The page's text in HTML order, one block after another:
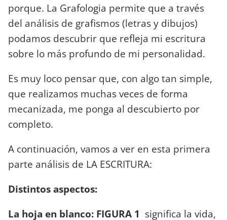
porque. La Grafologia permite que a través
del análisis de grafismos (letras y dibujos)
podamos descubrir que refleja mi escritura
sobre lo más profundo de mi personalidad.
Es muy loco pensar que, con algo tan simple,
que realizamos muchas veces de forma
mecanizada, me ponga al descubierto por
completo.
A continuación, vamos a ver en esta primera
parte análisis de LA ESCRITURA:
Distintos aspectos:
La hoja en blanco: FIGURA 1 significa la vida,